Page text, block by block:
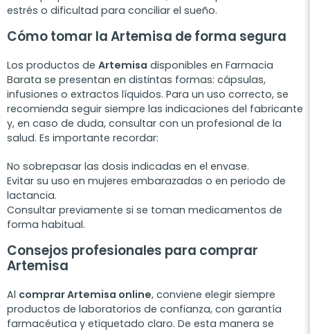
estrés o dificultad para conciliar el sueño.
Cómo tomar la Artemisa de forma segura
Los productos de Artemisa disponibles en Farmacia
Barata se presentan en distintas formas: cápsulas,
infusiones o extractos líquidos. Para un uso correcto, se
recomienda seguir siempre las indicaciones del fabricante
y, en caso de duda, consultar con un profesional de la
salud. Es importante recordar:
No sobrepasar las dosis indicadas en el envase.
Evitar su uso en mujeres embarazadas o en periodo de
lactancia.
Consultar previamente si se toman medicamentos de
forma habitual.
Consejos profesionales para comprar
Artemisa
Al comprar Artemisa online, conviene elegir siempre
productos de laboratorios de confianza, con garantía
farmacéutica y etiquetado claro. De esta manera se